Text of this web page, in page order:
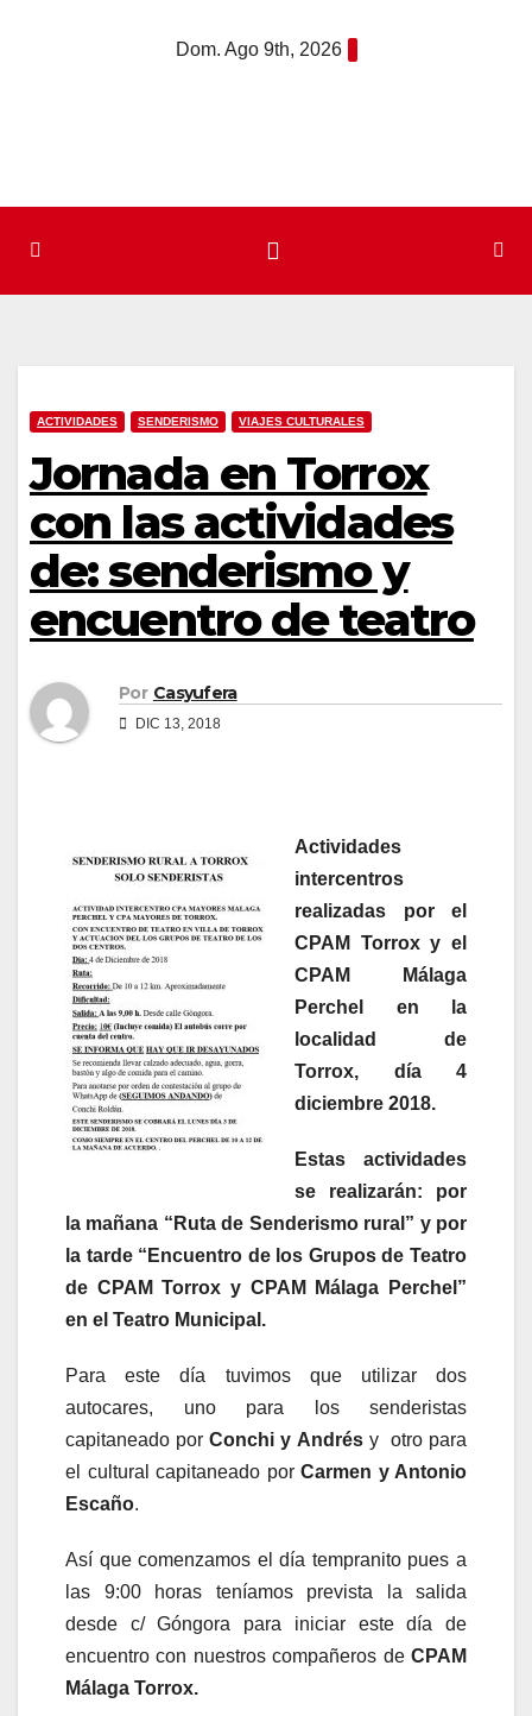
Dom. Ago 9th, 2026
ACTIVIDADES SENDERISMO VIAJES CULTURALES
Jornada en Torrox
con las actividades
de: senderismo y
encuentro de teatro
Por Casyufera
DIC 13, 2018
Actividades
intercentros
realizadas por el
CPAM Torrox y el
CPAM Málaga
Perchel en la
localidad de
Torrox, día 4
diciembre 2018.
Estas actividades
se realizarán: por
la mañana “Ruta de Senderismo rural” y por
la tarde “Encuentro de los Grupos de Teatro
de CPAM Torrox y CPAM Málaga Perchel”
en el Teatro Municipal.
Para este día tuvimos que utilizar dos
autocares, uno para los senderistas
capitaneado porConchi y Andrésy otro para
el cultural capitaneado por Carmen y Antonio
Escaño.
Así que comenzamos el día tempranito pues a
las 9:00 horas teníamos prevista la salida
desde c/ Góngora para iniciar este día de
encuentro con nuestros compañeros de CPAM
Málaga Torrox.